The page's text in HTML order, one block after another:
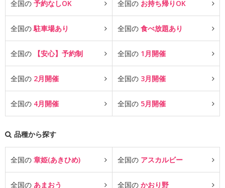
全国の 予約なしOK 全国の お持ち帰りOK
全国の駐車場あり 全国の 食べ放題あり
全国の 【安心】予約制 全国の 1月開催
全国の 2月開催 全国の 3月開催
全国の 4月開催 全国の 5月開催
品種から探す
全国の 章姫(あきひめ) 全国の アスカルビー
全国の あまおう 全国の かおり野